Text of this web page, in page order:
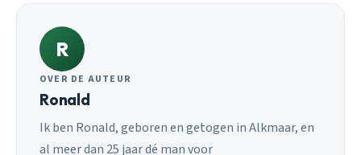
R
OVER DE AUTEUR
Ronald
Ik ben Ronald, geboren en getogen in Alkmaar, en
al meer dan 25 jaar dé man voor